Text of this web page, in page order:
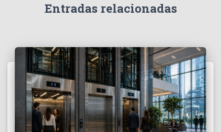
Entradas relacionadas